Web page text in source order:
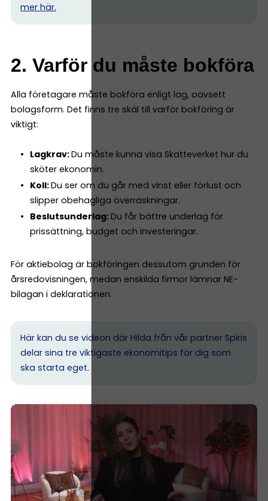
mer här.
2. Varför du måste bokföra
Alla företagare måste bokföra enligt lag, oavsett
bolagsform. Det finns tre skäl till varför bokföring är
viktigt:
Lagkrav:Du måste kunna visa Skatteverket hur du
sköter ekonomin.
Koll:Du ser om du går med vinst eller förlust och
slipper obehagliga överraskningar.
Beslutsunderlag: Du får bättre underlag för
prissättning, budget och investeringar.
För aktiebolag är bokföringen dessutom grunden för
årsredovisningen, medan enskilda firmor lämnar NE-
bilagan i deklarationen.
Här kan du se videon där Hilda från vår partner Spiris
delar sina tre viktigaste ekonomitips för dig som
ska starta eget.